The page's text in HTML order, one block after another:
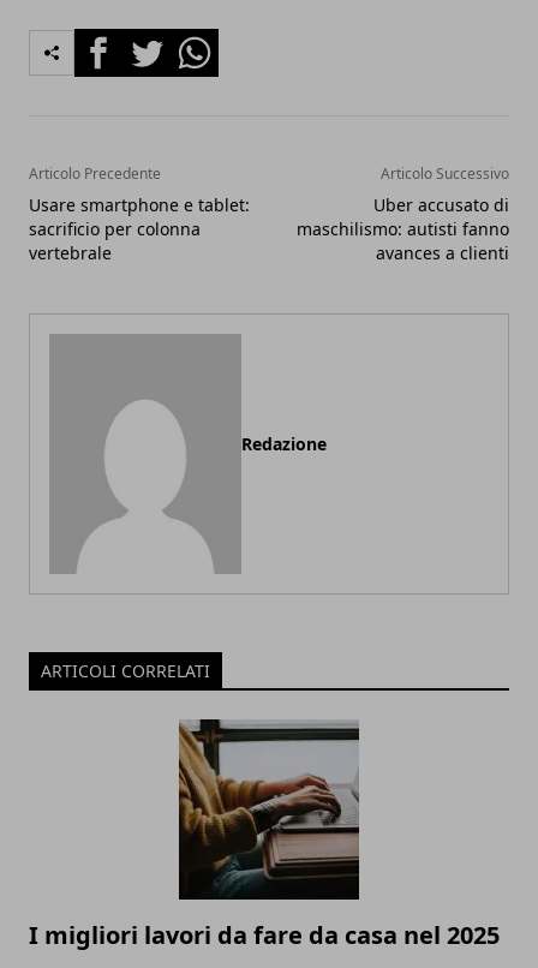
FacebookTwitterWhatsapp
Articolo Precedente
Usare smartphone e tablet:
sacrificio per colonna
vertebrale
Articolo Successivo
Uber accusato di
maschilismo: autisti fanno
avances a clienti
Redazione
ARTICOLI CORRELATI
I migliori lavori da fare da casa nel 2025